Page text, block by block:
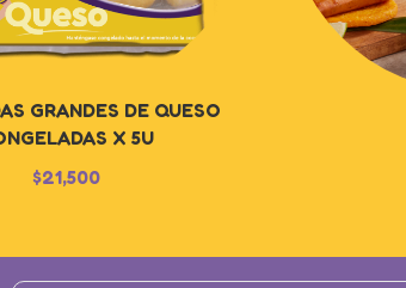
GRANDES DE QUESO
X 5U
$21,500